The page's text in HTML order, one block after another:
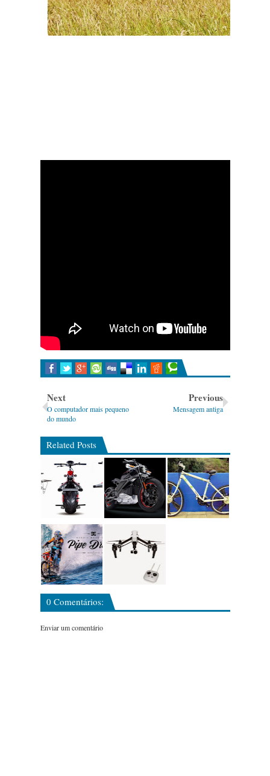
Next
O computador mais pequeno
do mundo
Previous
Mensagem antiga
Related Posts
0 Comentários:
Enviar um comentário